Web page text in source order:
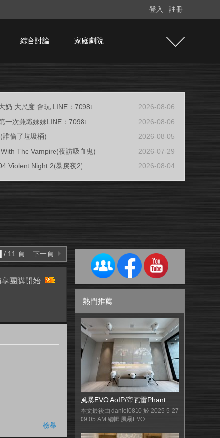
登入 註冊
綜合討論 家庭劇院
奶 大尺度 會玩 LINE：7098t
2026-08-06
一次兼職妹妹LINE：7098t
2026-08-06
誰偷了垃圾桶)
2026-08-05
The Vampire(夜訪吸血鬼)
2026-07-29
Violent Night 2(暴戾夜2)
2026-08-04
/ 11 頁 下一頁
團購開始
檢舉
熱門推薦
風暴EVO AoIP/帝瓦雷Phant
本文最後由 daniel0810 於 2025-5-27
09:05 AM 編輯 風暴EVO